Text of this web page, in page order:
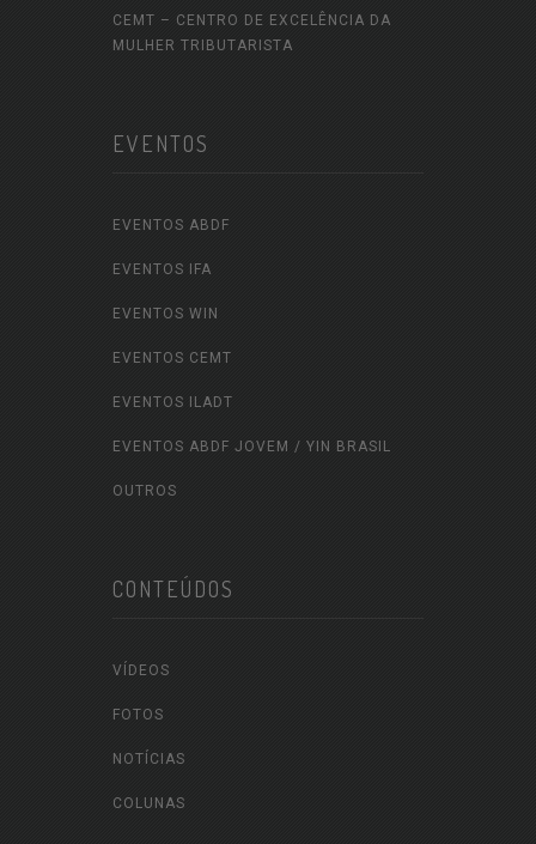
CEMT – CENTRO DE EXCELÊNCIA DA
MULHER TRIBUTARISTA
EVENTOS
EVENTOS ABDF
EVENTOS IFA
EVENTOS WIN
EVENTOS CEMT
EVENTOS ILADT
EVENTOS ABDF JOVEM / YIN BRASIL
OUTROS
CONTEÚDOS
VÍDEOS
FOTOS
NOTÍCIAS
COLUNAS